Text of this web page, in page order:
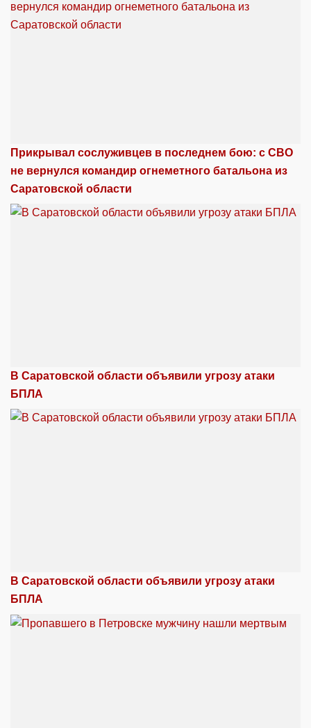
Прикрывал сослуживцев в последнем бою: с СВО
не вернулся командир огнеметного батальона из
Саратовской области
В Саратовской области объявили угрозу атаки
БПЛА
В Саратовской области объявили угрозу атаки
БПЛА